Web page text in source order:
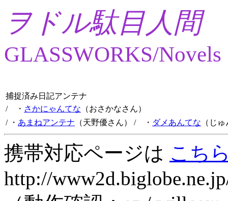
ヲドル駄目人間
GLASSWORKS/Novels
捕捉済み日記アンテナ
/ ・ さかにゃんてな （おさかなさん）
/ ・ あまねアンテナ （天野優さん） / ・ ダメあんてな （じ
携帯対応ページは こち
http://